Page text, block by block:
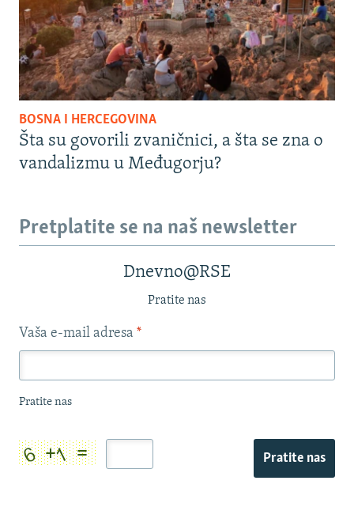
BOSNA I HERCEGOVINA
Šta su govorili zvaničnici, a šta se zna o
vandalizmu u Međugorju?
Pretplatite se na naš newsletter
Dnevno@RSE
Pratite nas
Vaša e-mail adresa *
Pratite nas
Pratite nas